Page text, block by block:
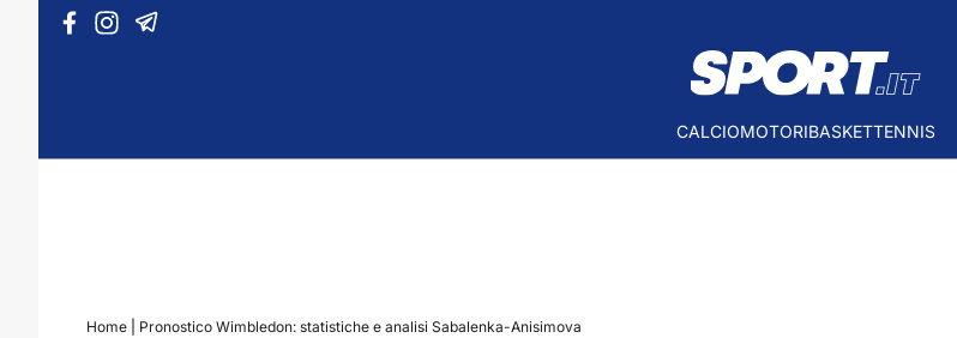
Vai al contenuto
CALCIOMOTORIBASKETTENNIS
Home Pronostico Wimbledon: statistiche e analisi Sabalenka-Anisimova